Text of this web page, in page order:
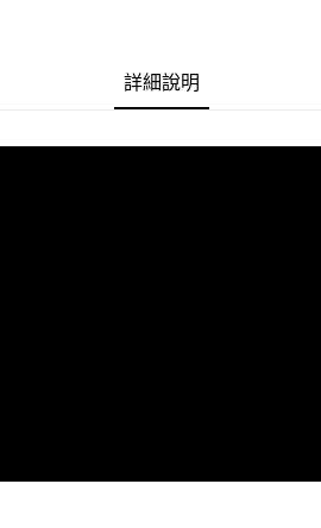
https://aftee.tw/terms/#terms3
詳細說明